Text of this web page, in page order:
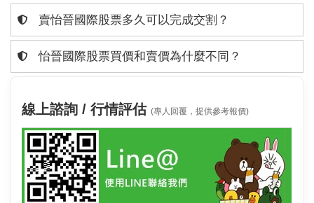
賣怡晉國際股票多久可以完成交割？
怡晉國際股票買價和賣價為什麼不同？
線上諮詢 / 行情評估 (專人回覆，提供參考報價)